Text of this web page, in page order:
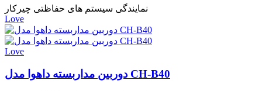
نمایندگی سیستم های حفاظتی چیرکار
Love
Love
دوربین مداربسته داهوا مدل CH-B40